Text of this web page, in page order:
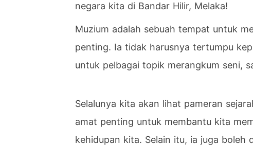
negara kita di Bandar Hilir, Melaka!
Muzium adalah sebuah tempat untuk
penting. Ia tidak harusnya tertumpu
untuk pelbagai topik merangkum seni,
Selalunya kita akan lihat pameran
amat penting untuk membantu kita
kehidupan kita. Selain itu, ia juga boleh